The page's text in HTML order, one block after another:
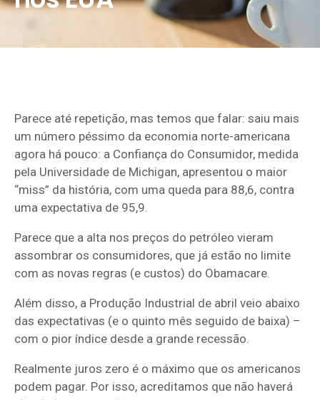
Parece até repetição, mas temos que falar: saiu mais
um número péssimo da economia norte-americana
agora há pouco: a Confiança do Consumidor, medida
pela Universidade de Michigan, apresentou o maior
“miss” da história, com uma queda para 88,6, contra
uma expectativa de 95,9.
Parece que a alta nos preços do petróleo vieram
assombrar os consumidores, que já estão no limite
com as novas regras (e custos) do Obamacare.
Além disso, a Produção Industrial de abril veio abaixo
das expectativas (e o quinto mês seguido de baixa) –
com o pior índice desde a grande recessão.
Realmente juros zero é o máximo que os americanos
podem pagar. Por isso, acreditamos que não haverá